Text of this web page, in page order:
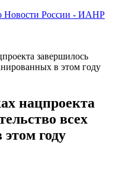
завершилось
в этом году
нацпроекта
всех
году